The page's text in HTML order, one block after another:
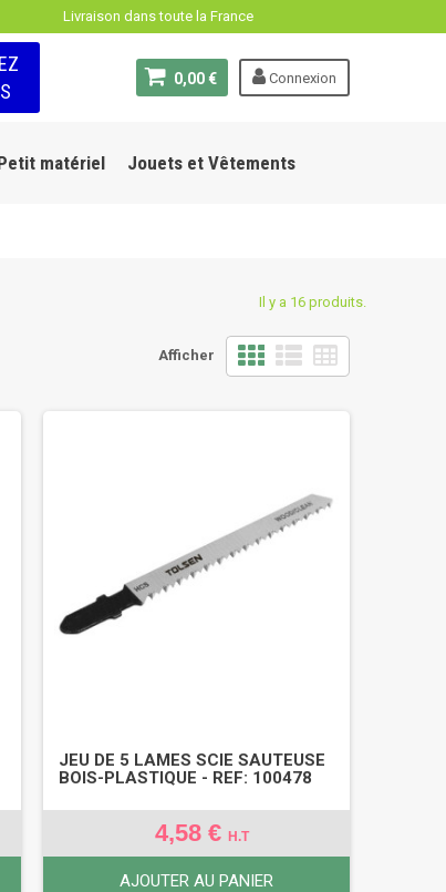
Livraison dans toute la France
Connexion
0,00 €
matériel Jouets et Vêtements
Il y a 16 produits.
Afficher
JEU DE 5 LAMES SCIE SAUTEUSE
BOIS-PLASTIQUE - REF: 100478
4,58 €H.T
AJOUTER AU PANIER